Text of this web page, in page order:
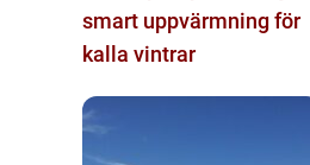
smart uppvärmning för
kalla vintrar